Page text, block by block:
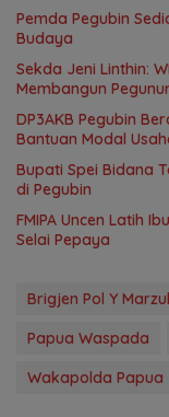
Pemda Pegubin
Budaya
Sekda Jeni Linthin:
Membangun
DP3AKB Pegubin
Bantuan Modal
Bupati Spei Bidana
di Pegubin
FMIPA Uncen Latih
Selai Pepaya
Brigjen Pol Y
Papua Waspada
Wakapolda Papua